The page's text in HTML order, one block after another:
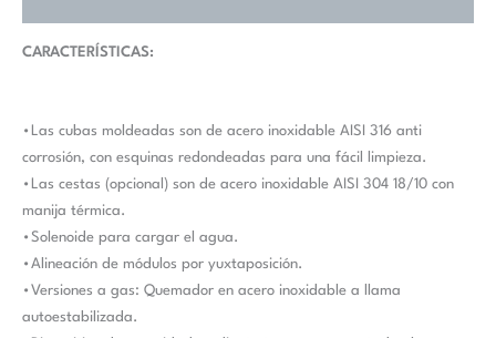
CARACTERÍSTICAS:
•Las cubas moldeadas son de acero inoxidable AISI 316 anti
corrosión, con esquinas redondeadas para una fácil limpieza.
•Las cestas (opcional) son de acero inoxidable AISI 304 18/10 con
manija térmica.
•Solenoide para cargar el agua.
•Alineación de módulos por yuxtaposición.
•Versiones a gas: Quemador en acero inoxidable a llama
autoestabilizada.